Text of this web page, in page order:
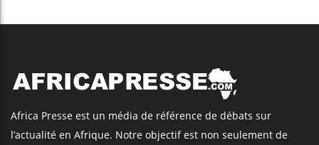
Africa Presse est un média de référence de débats sur
l’actualité en Afrique. Notre objectif est non seulement de